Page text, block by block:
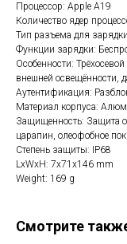
Процессор: Apple A19
Количество ядер
Тип разъема для
Функции зарядки:
Особенности:
внешней освещённости,
Аутентификация:
Материал корпуса:
Защищенность: Защита
царапин, олеофобное
Степень защиты: IP68
LxWxH: 7x71x146 mm
Weight: 169 g
Смотрите